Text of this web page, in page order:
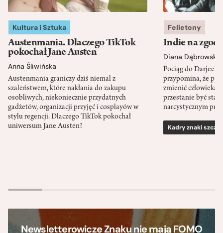
Kultura i Sztuka
Austenmania. Dlaczego TikTok
pokochał Jane Austen
Anna Śliwińska
Austenmania graniczy dziś niemal z
szaleństwem, które nakłania do zakupu
osobliwych, niekoniecznie przydatnych
gadżetów, organizacji przyjęć i cosplayów w
stylu regencji. Dlaczego TikTok pokochał
uniwersum Jane Austen?
Felietony
Indie na
Diana Dąbrowska
Pociąg do
przypomina, że
zmienić człowieka
przestanie być
narcystycznym
Kadry znaki
Newsletterowicze Znaku nie mają FOMO